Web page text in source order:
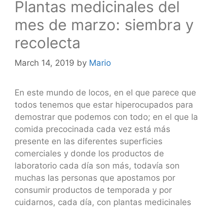
Plantas medicinales del
mes de marzo: siembra y
recolecta
March 14, 2019 by Mario
En este mundo de locos, en el que parece que
todos tenemos que estar hiperocupados para
demostrar que podemos con todo; en el que la
comida precocinada cada vez está más
presente en las diferentes superficies
comerciales y donde los productos de
laboratorio cada día son más, todavía son
muchas las personas que apostamos por
consumir productos de temporada y por
cuidarnos, cada día, con plantas medicinales